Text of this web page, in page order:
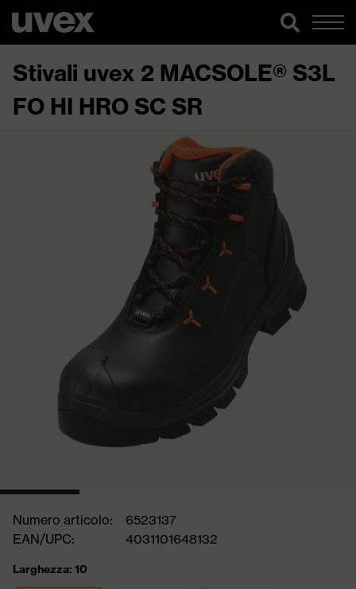
Stivali uvex 2 MACSOLE® S3L
FO HI HRO SC SR
Numero articolo:
6523137
EAN/UPC:
4031101648132
Larghezza: 10